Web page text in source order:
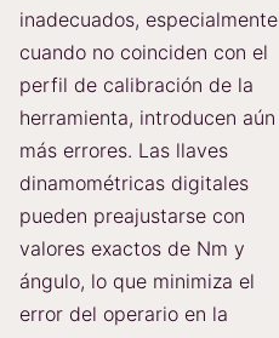
inadecuados, especialmente
cuando no coinciden con el
perfil de calibración de la
herramienta, introducen aún
más errores. Las llaves
dinamométricas digitales
pueden preajustarse con
valores exactos de Nm y
ángulo, lo que minimiza el
error del operario en la